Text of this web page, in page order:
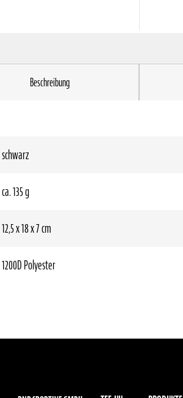
schwarz
ca. 135 g
12,5 x 18 x 7 cm
1200D Polyester
Beschreibung